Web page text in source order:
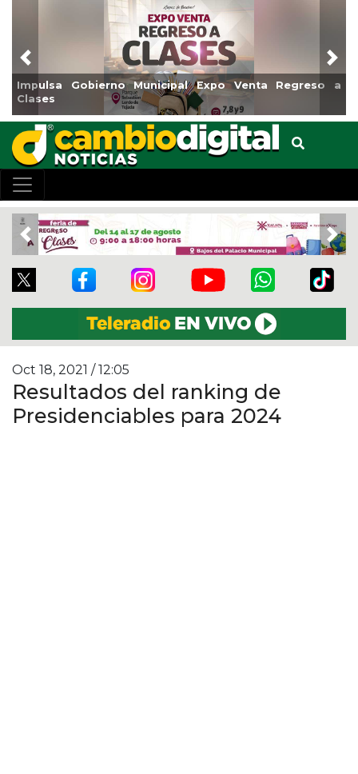
Impulsa Gobierno Municipal Expo Venta Regreso a
Clases
Previous
Previous
Oct 18, 2021 / 12:05
Resultados del ranking de
Presidenciables para 2024